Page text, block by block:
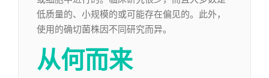
低质量的、小规模的或可能存在偏见的。此外，
使用的确切菌株因不同研究而异。
从何而来